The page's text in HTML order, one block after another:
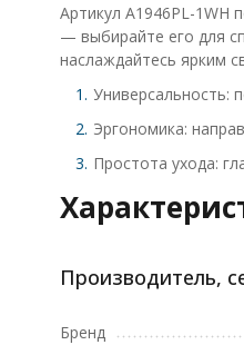
Артикул A1946PL-1WH
— выбирайте его для
наслаждайтесь ярким
Универсальность:
Эргономика:
Простота ухода:
Производитель,
Бренд